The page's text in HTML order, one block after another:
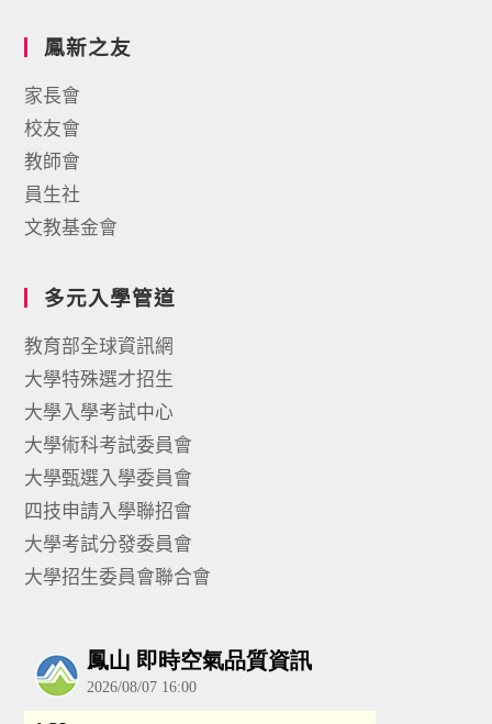
鳳新之友
家長會
校友會
教師會
員生社
文教基金會
多元入學管道
教育部全球資訊網
大學特殊選才招生
大學入學考試中心
大學術科考試委員會
大學甄選入學委員會
四技申請入學聯招會
大學考試分發委員會
大學招生委員會聯合會